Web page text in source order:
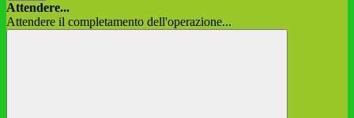
Attendere...
Attendere il completamento dell'operazione...